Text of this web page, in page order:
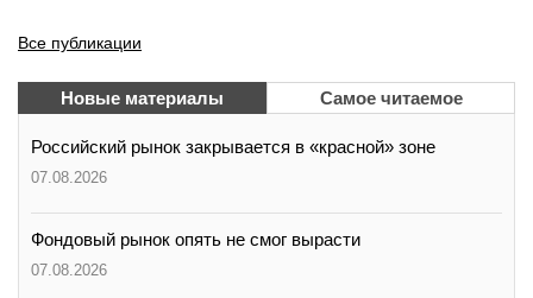
Все публикации
Новые материалы Самое читаемое
Российский рынок закрывается в «красной» зоне
07.08.2026
Фондовый рынок опять не смог вырасти
07.08.2026